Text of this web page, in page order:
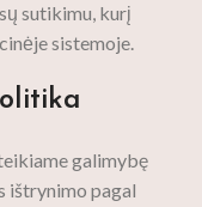
sutikimu, kurį
sistemoje.
galimybę
ištrynimo pagal